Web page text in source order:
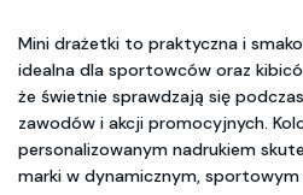
Mini drażetki to praktyczna i
idealna dla sportowców oraz
że świetnie sprawdzają się
zawodów i akcji promocyjnych.
personalizowanym nadrukiem
marki w dynamicznym,